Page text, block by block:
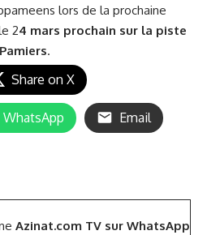
lors de la prochaine
24 mars prochain sur la piste
.
Share on X
WhatsApp Email
Azinat.com TV sur WhatsApp